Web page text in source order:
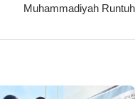
Muhammadiyah Runtuh